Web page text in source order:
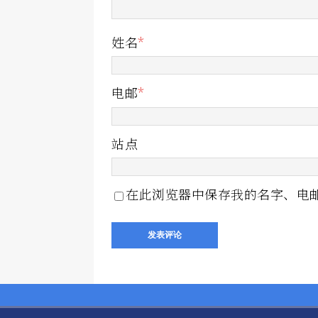
姓名*
电邮*
站点
在此浏览器中保存我的名字、电